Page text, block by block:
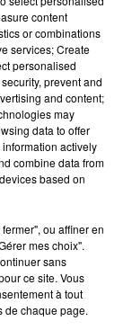
POUR
EKWAH
content
or combinations
services; Create
personalised
prevent and
and content;
may
data to offer
actively
combine data from
based on
ou affiner en
mes choix".
sans
ce site. Vous
à tout
de chaque page.